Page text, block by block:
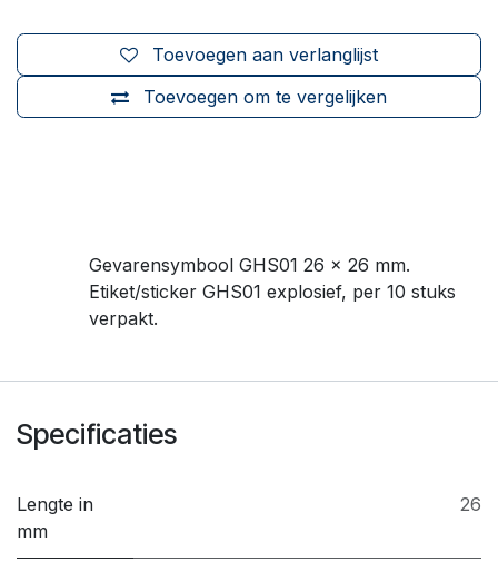
Toevoegen om te vergelijken
Toevoegen aan verlanglijst
Gevarensymbool GHS01 26 x 26 mm.
Etiket/sticker GHS01 explosief, per 10 stuks
verpakt.
Specificaties
Lengte in
mm
26